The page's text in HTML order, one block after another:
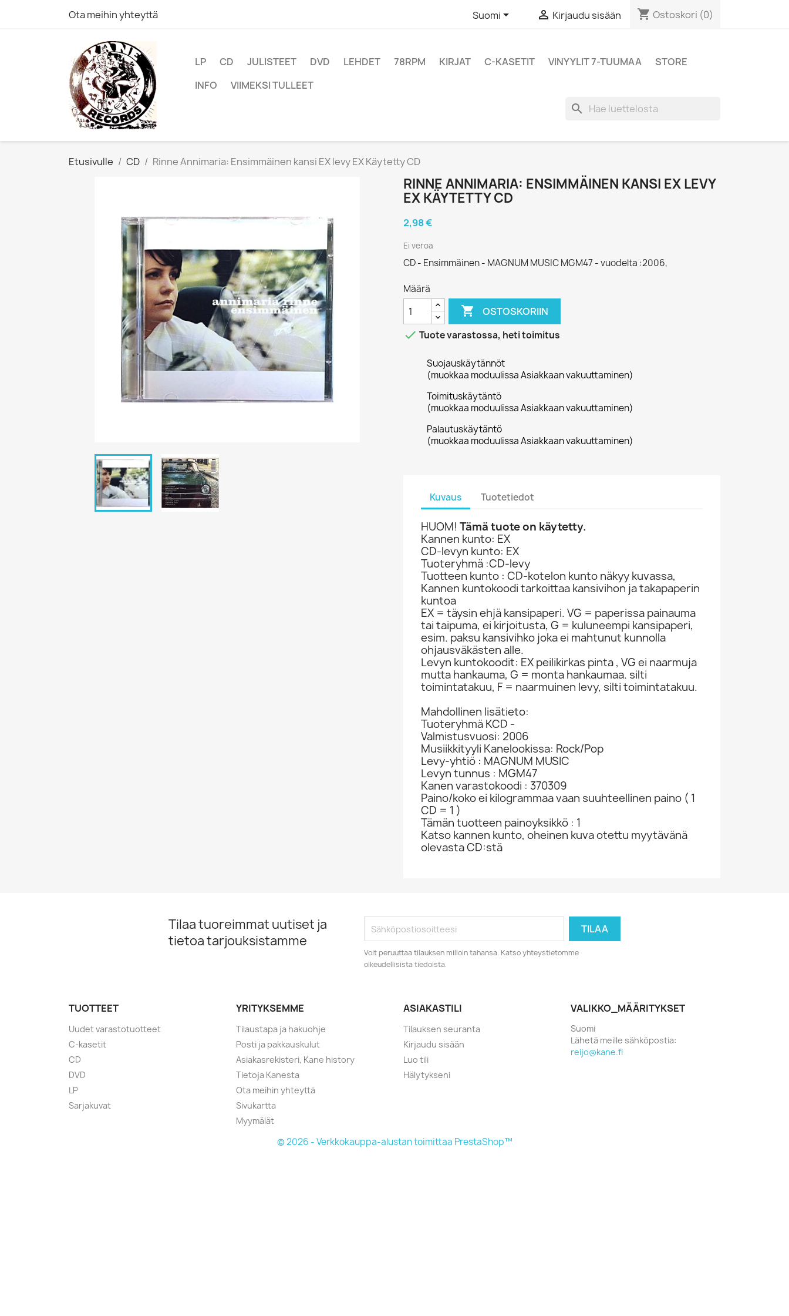
Ota meihin yhteyttä Suomi  Kirjaudu sisään shopping_cart Ostoskori (0)
LP CD JULISTEET DVD LEHDET 78RPM KIRJAT C-KASETIT VINYYLIT 7-TUUMAA
STORE
INFO
VIIMEKSI TULLEET
search
Etusivulle CD Rinne Annimaria: Ensimmäinen kansi EX levy EX Käytetty CD
RINNE ANNIMARIA: ENSIMMÄINEN KANSI EX LEVY
EX KÄYTETTY CD
2,98 €
Ei veroa
CD - Ensimmäinen - MAGNUM MUSIC MGM47 - vuodelta :2006,
Määrä
 OSTOSKORIIN
 Tuote varastossa, heti toimitus
Suojauskäytännöt
(muokkaa moduulissa Asiakkaan vakuuttaminen)
Toimituskäytäntö
(muokkaa moduulissa Asiakkaan vakuuttaminen)
Palautuskäytäntö
(muokkaa moduulissa Asiakkaan vakuuttaminen)
Kuvaus Tuotetiedot
HUOM! Tämä tuote on käytetty.
Kannen kunto: EX
CD-levyn kunto: EX
Tuoteryhmä :CD-levy
Tuotteen kunto : CD-kotelon kunto näkyy kuvassa,
Kannen kuntokoodi tarkoittaa kansivihon ja takapaperin
kuntoa
EX = täysin ehjä kansipaperi. VG = paperissa painauma
tai taipuma, ei kirjoitusta, G = kuluneempi kansipaperi,
esim. paksu kansivihko joka ei mahtunut kunnolla
ohjausväkästen alle.
Levyn kuntokoodit: EX peilikirkas pinta , VG ei naarmuja
mutta hankauma, G = monta hankaumaa. silti
toimintatakuu, F = naarmuinen levy, silti toimintatakuu.
Mahdollinen lisätieto:
Tuoteryhmä KCD -
Valmistusvuosi: 2006
Musiikkityyli Kanelookissa: Rock/Pop
Levy-yhtiö : MAGNUM MUSIC
Levyn tunnus : MGM47
Kanen varastokoodi : 370309
Paino/koko ei kilogrammaa vaan suuhteellinen paino ( 1
CD = 1 )
Tämän tuotteen painoyksikkö : 1
Katso kannen kunto, oheinen kuva otettu myytävänä
olevasta CD:stä
Tilaa tuoreimmat uutiset ja
tietoa tarjouksistamme
Voit peruuttaa tilauksen milloin tahansa. Katso yhteystietomme
oikeudellisista tiedoista.
TUOTTEET
Uudet varastotuotteet
C-kasetit
CD
DVD
LP
Sarjakuvat
YRITYKSEMME
Tilaustapa ja hakuohje
Posti ja pakkauskulut
Asiakasrekisteri, Kane history
Tietoja Kanesta
Ota meihin yhteyttä
Sivukartta
Myymälät
ASIAKASTILI
Tilauksen seuranta
Kirjaudu sisään
Luo tili
Hälytykseni
VALIKKO_MÄÄRITYKSET
Suomi
Lähetä meille sähköpostia:
reijo@kane.fi
© 2026 - Verkkokauppa-alustan toimittaa PrestaShop™